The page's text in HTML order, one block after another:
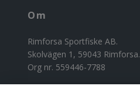
Om
Rimforsa Sportfiske AB.
Skolvägen 1, 59043 Rimforsa.
Org nr. 559446-7788